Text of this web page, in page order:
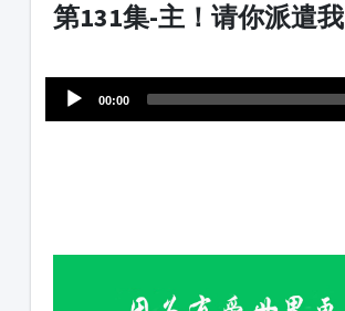
第131集-主！请你派遣我
Player
00:00